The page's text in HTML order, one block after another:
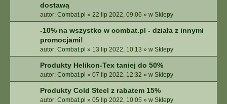
dostawą
autor: Combat.pl » 22 lip 2022, 09:06 » w Sklepy
-10% na wszystko w combat.pl - działa z innymi
promocjami!
autor: Combat.pl » 13 lip 2022, 10:13 » w Sklepy
Produkty Helikon-Tex taniej do 50%
autor: Combat.pl » 07 lip 2022, 12:32 » w Sklepy
Produkty Cold Steel z rabatem 15%
autor: Combat.pl » 05 lip 2022, 10:05 » w Sklepy